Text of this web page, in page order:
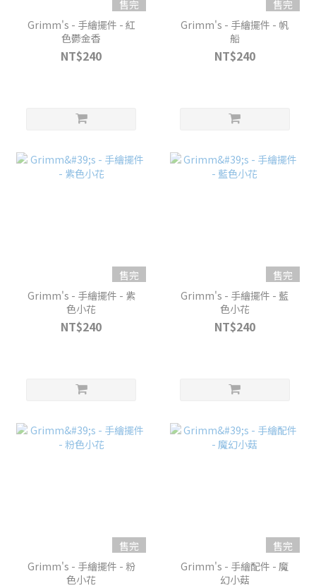
售完
Grimm's - 手繪擺件 - 紅
色鬱金香
NT$240
售完
Grimm's - 手繪擺件 - 帆
船
NT$240
售完
Grimm's - 手繪擺件 - 紫
色小花
NT$240
售完
Grimm's - 手繪擺件 - 藍
色小花
NT$240
售完
Grimm's - 手繪擺件 - 粉
色小花
售完
Grimm's - 手繪配件 - 魔
幻小菇